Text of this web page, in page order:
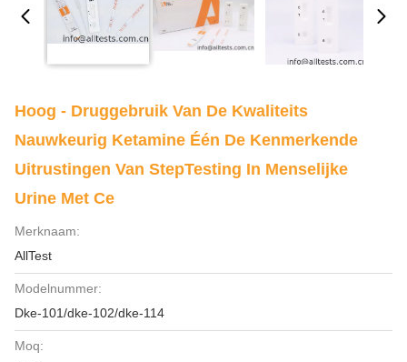
Hoog - Druggebruik Van De Kwaliteits
Nauwkeurig Ketamine Één De Kenmerkende
Uitrustingen Van StepTesting In Menselijke
Urine Met Ce
Merknaam:
AllTest
Modelnummer:
Dke-101/dke-102/dke-114
Moq: